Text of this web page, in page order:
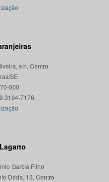
s/n, Centro
SE
000
Garcia Filho
Déda, 13, Centro